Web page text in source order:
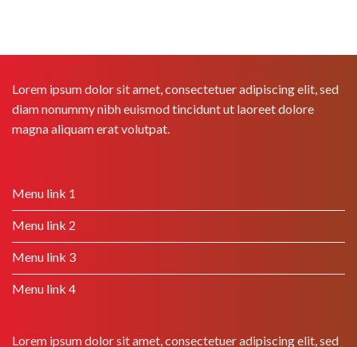
Lorem ipsum dolor sit amet, consectetuer adipiscing elit, sed
diam nonummy nibh euismod tincidunt ut laoreet dolore
magna aliquam erat volutpat.
Menu link 1
Menu link 2
Menu link 3
Menu link 4
Lorem ipsum dolor sit amet, consectetuer adipiscing elit, sed